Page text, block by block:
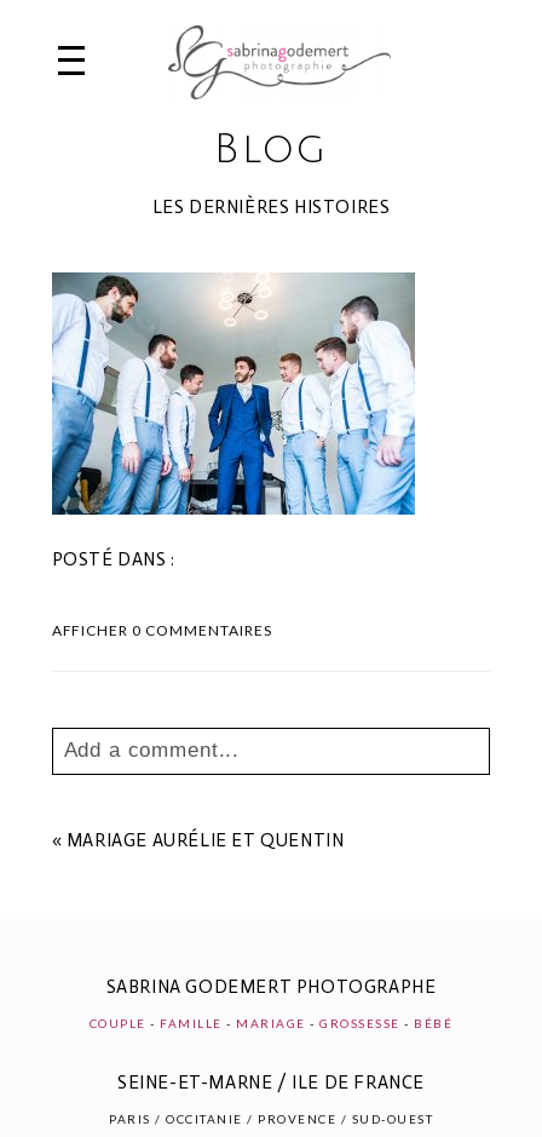
Blog
LES DERNIÈRES HISTOIRES
POSTÉ DANS :
AFFICHER0 COMMENTAIRES
Add a comment...
Les champs marqués sont requis *
POST COMMENT
« MARIAGE AURÉLIE ET QUENTIN
SABRINA GODEMERT PHOTOGRAPHE
COUPLE - FAMILLE - MARIAGE -GROSSESSE - BÉBÉ
SEINE-ET-MARNE / ILE DE FRANCE
PARIS / OCCITANIE / PROVENCE / SUD-OUEST